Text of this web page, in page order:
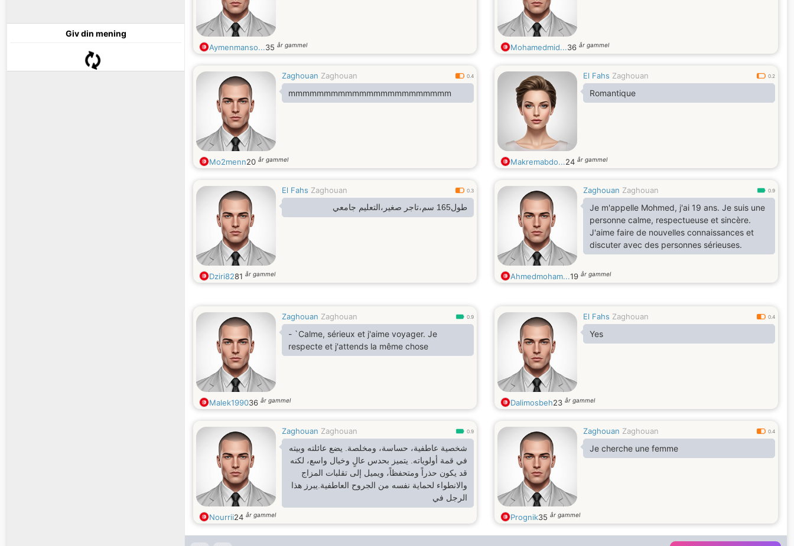
Giv din mening
Aymenmanso...35 år gammel Mohamedmid...36 år gammel
Zaghouan Zaghouan 0.4
mmmmmmmmmmmmmmmmmmmmmmm
Mo2menn20 år gammel
El Fahs Zaghouan 0.2
Romantique
Makremabdo...24 år gammel
El Fahs Zaghouan 0.3
طول165 سم،تاجر صغير،التعليم جامعي
Dziri8281 år gammel
Zaghouan Zaghouan 0.9
Je m'appelle Mohmed, j'ai 19 ans. Je suis une
personne calme, respectueuse et sincère.
J'aime faire de nouvelles connaissances et
discuter avec des personnes sérieuses.
Ahmedmoham...19 år gammel
Zaghouan Zaghouan 0.9
- `Calme, sérieux et j'aime voyager. Je
respecte et j'attends la même chose
Malek199036 år gammel
El Fahs Zaghouan 0.4
Yes
Dalimosbeh23 år gammel
Zaghouan Zaghouan 0.9
شخصية عاطفية، حساسة، ومخلصة. يضع عائلته وبيته
في قمة أولوياته. يتميز بحدس عالٍ وخيال واسع، لكنه
قد يكون حذراً ومتحفظاً، ويميل إلى تقلبات المزاج
والانطواء لحماية نفسه من الجروح العاطفية.يبرز هذا
الرجل في
Nourrii24 år gammel
Zaghouan Zaghouan 0.4
Je cherche une femme
Prognik35 år gammel